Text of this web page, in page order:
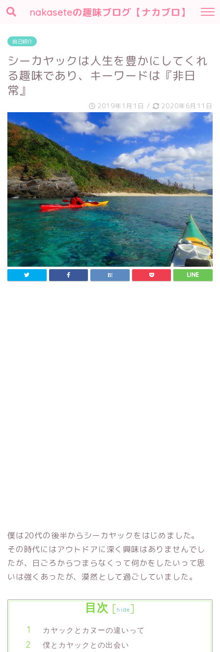
nakaseteの趣味ブログ【ナカブロ】
自己紹介
シーカヤックは人生を豊かにしてくれ
る趣味であり、キーワードは『非日
常』
2019年1月1日 / 2020年6月11日
僕は20代の後半からシーカヤックをはじめました。
その時代にはアウトドアに深く興味はありませんでし
たが、日ごろからつまらなくって何かをしたいって思
いは強くあったが、漠然として過ごしていました。
目次 [hide]
カヤックとカヌーの違いって
僕とカヤックとの出会い